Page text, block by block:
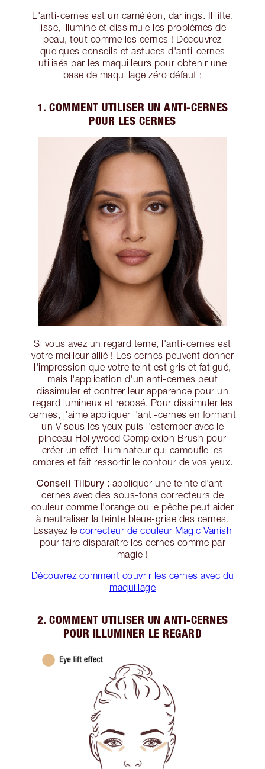
L'anti-cernes est un caméléon, darlings. Il lifte,
lisse, illumine et dissimule les problèmes de
peau, tout comme les cernes ! Découvrez
quelques conseils et astuces d'anti-cernes
utilisés par les maquilleurs pour obtenir une
base de maquillage zéro défaut :
1. COMMENT UTILISER UN ANTI-CERNES
POUR LES CERNES
Si vous avez un regard terne, l'anti-cernes est
votre meilleur allié ! Les cernes peuvent donner
l'impression que votre teint est gris et fatigué,
mais l'application d'un anti-cernes peut
dissimuler et contrer leur apparence pour un
regard lumineux et reposé. Pour dissimuler les
cernes, j'aime appliquer l'anti-cernes en formant
un V sous les yeux puis l'estomper avec le
pinceau Hollywood Complexion Brush pour
créer un effet illuminateur qui camoufle les
ombres et fait ressortir le contour de vos yeux.
Conseil Tilbury : appliquer une teinte d'anti-
cernes avec des sous-tons correcteurs de
couleur comme l'orange ou le pêche peut aider
à neutraliser la teinte bleue-grise des cernes.
Essayez lecorrecteur de couleur Magic Vanish
pour faire disparaître les cernes comme par
magie !
Découvrez comment couvrir les cernes avec du
maquillage
2. COMMENT UTILISER UN ANTI-CERNES
POUR ILLUMINER LE REGARD